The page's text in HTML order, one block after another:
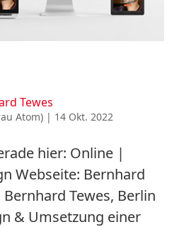
Tewes
Atom)| 14 Okt. 2022
hier: Online |
Webseite: Bernhard
Bernhard Tewes, Berlin
& Umsetzung einer